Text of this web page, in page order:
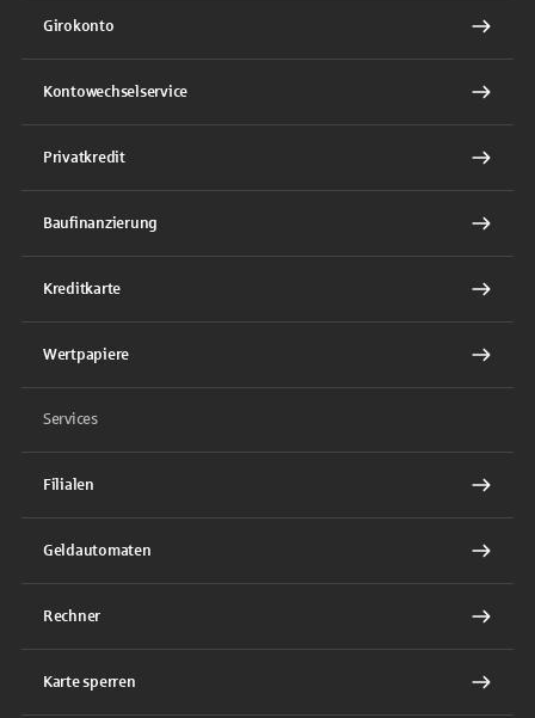
Girokonto
Kontowechselservice
Privatkredit
Baufinanzierung
Kreditkarte
Wertpapiere
Services
Filialen
Geldautomaten
Rechner
Karte sperren